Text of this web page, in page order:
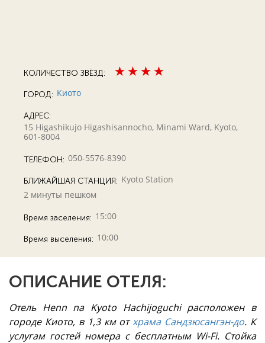
КОЛИЧЕСТВО ЗВЁЗД:
ГОРОД: Киото
АДРЕС:
15 Higashikujo Higashisannocho, Minami Ward, Kyoto,
601-8004
ТЕЛЕФОН: 050-5576-8390
БЛИЖАЙШАЯ СТАНЦИЯ: Kyoto Station
2 минуты пешком
Время заселения: 15:00
Время выселения: 10:00
ОПИСАНИЕ ОТЕЛЯ:
Отель Henn na Kyoto Hachijoguchi расположен в
городе Киото, в 1,3 км отхрама Сандзюсангэн-до. К
услугам гостей номера с бесплатным Wi-Fi. Стойка